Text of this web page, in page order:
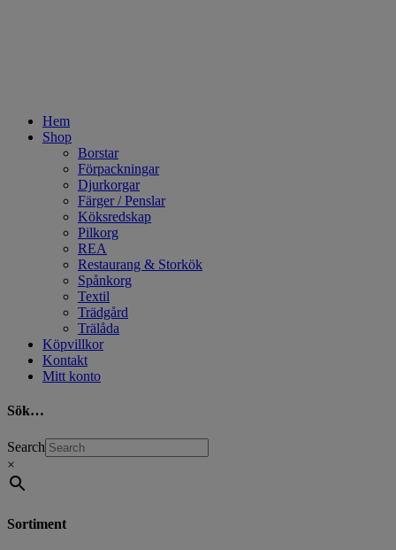
Hem
Shop
Borstar
Förpackningar
Djurkorgar
Färger / Penslar
Köksredskap
Pilkorg
REA
Restaurang & Storkök
Spånkorg
Textil
Trädgård
Trälåda
Köpvillkor
Kontakt
Mitt konto
Sök…
Search
×
Sortiment